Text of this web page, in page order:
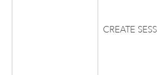
CREATE